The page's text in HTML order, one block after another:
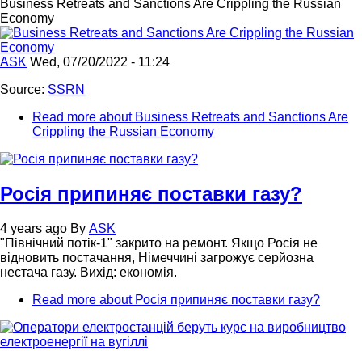
Business Retreats and Sanctions Are Crippling the Russian
Economy
ASK Wed, 07/20/2022 - 11:24
Source: SSRN
Read more about Business Retreats and Sanctions Are
Crippling the Russian Economy
Росія припиняє поставки газу?
4 years ago By ASK
"Північний потік-1" закрито на ремонт. Якщо Росія не
відновить постачання, Німеччині загрожує серйозна
нестача газу. Вихід: економія.
Read more about Росія припиняє поставки газу?